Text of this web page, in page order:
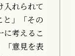
入れられて
と」「その
に考えるこ
「意見を表